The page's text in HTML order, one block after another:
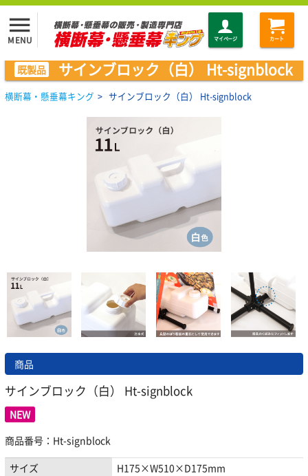
menu
MENU マイページ カート
既製品 サインブロック（白） Ht-signblock
横断幕・懸垂幕キング > サインブロック（白） Ht-signblock
商品
サインブロック（白） Ht-signblock
NEW
商品番号：Ht-signblock
サイズ
H175×W510×D175mm